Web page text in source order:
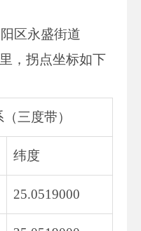
区永盛街道
，拐点坐标如下
三度带）
纬度
25.0519000